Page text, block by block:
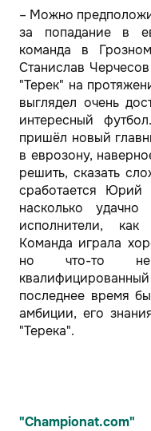
– Можно
за попадание в
команда в
Станислав
"Терек" на
выглядел очень
интересный
пришёл новый
в еврозону,
решить, сказать
сработается Юрий
насколько
исполнители, как
Команда играла
но что-то не
последнее время
амбиции, его
"Терека".
"Championat.com"